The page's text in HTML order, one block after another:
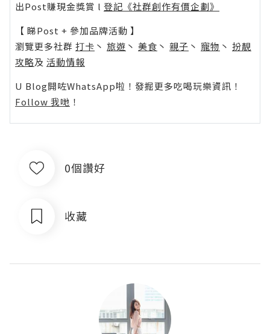
出Post賺現金獎賞 l 登記《社群創作有價企劃》
【 睇Post + 參加品牌活動 】
瀏覽更多社群 打卡 丶 旅遊 丶 美食 丶 親子 丶 寵物 丶 扮靚
攻略及 活動情報
U Blog開咗WhatsApp啦！發掘更多吃喝玩樂資訊！
Follow 我哋 ！
0個讚好
收藏